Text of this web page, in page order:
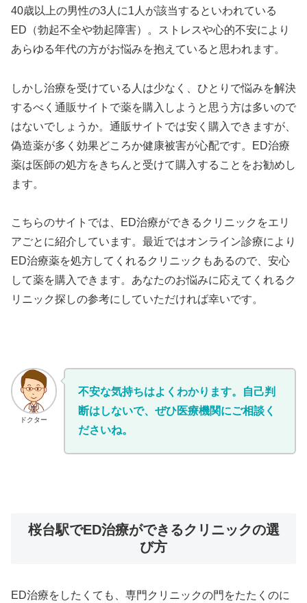
40歳以上の男性の3人に1人が該当するといわれている
ED（勃起不全や勃起障害）。ストレスや心的不安により
あらゆる年代の方がお悩みを抱えていると思われます。
しかし治療を受けている人は少なく、ひとりで悩みを解決
するべく通販サイトで薬を購入しようと思う方は多いので
はないでしょうか。通販サイトでは安く購入できますが、
偽造薬が多く効果どころか健康被害が心配です。ED治療
薬は医師の処方をきちんと受けて購入することをお勧めし
ます。
こちらのサイトでは、ED治療ができるクリニックをエリ
アごとに紹介しています。最近ではオンライン診療により
ED治療薬を処方してくれるクリニックもあるので、安心
して薬を購入できます。あなたのお悩みに応えてくれるク
リニック探しの参考にしていただければ幸いです。
ドクター
不安な気持ちはよくわかります。自己判
断はしないで、ぜひ医療機関にご相談く
ださいね。
桜台駅でED治療ができるクリニックの選
び方
ED治療をしたくても、専門クリニックの門をたたくのに